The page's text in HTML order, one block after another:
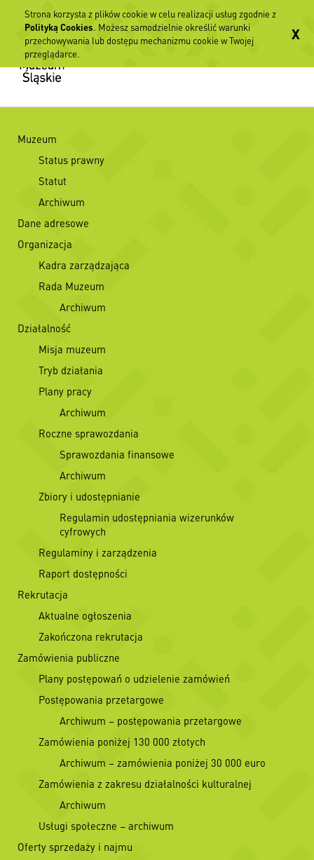
Muzeum
Status prawny
Statut
Archiwum
Dane adresowe
Organizacja
Kadra zarządzająca
Rada Muzeum
Archiwum
Działalność
Misja muzeum
Tryb działania
Plany pracy
Archiwum
Roczne sprawozdania
Sprawozdania finansowe
Archiwum
Zbiory i udostępnianie
Regulamin udostępniania wizerunków
cyfrowych
Regulaminy i zarządzenia
Raport dostępności
Rekrutacja
Aktualne ogłoszenia
Zakończona rekrutacja
Zamówienia publiczne
Plany postępowań o udzielenie zamówień
Postępowania przetargowe
Archiwum – postępowania przetargowe
Zamówienia poniżej 130 000 złotych
Archiwum – zamówienia poniżej 30 000 euro
Zamówienia z zakresu działalności kulturalnej
Archiwum
Usługi społeczne – archiwum
Oferty sprzedaży i najmu
Strona korzysta z plików cookie w celu realizacji usług zgodnie z
Polityką Cookies. Możesz samodzielnie określić warunki
przechowywania lub dostępu mechanizmu cookie w Twojej
przeglądarce.
X